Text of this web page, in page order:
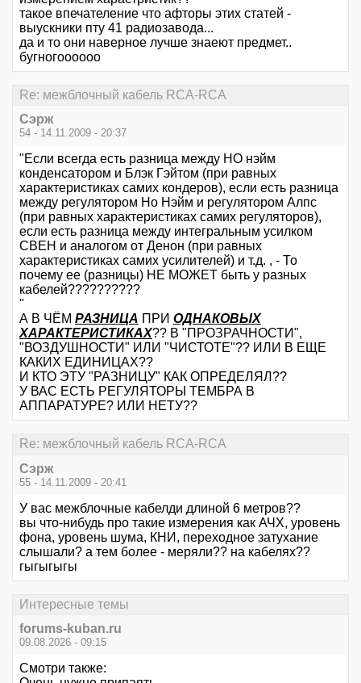
такое впечателение что афторы этих статей -
выускники пту 41 радиозавода...
да и то они наверное лучше знаеют предмет..
бугногоооооо
Re: межблочный кабель RCA-RCA
Сэрж
54 - 14.11.2009 - 20:37
"Если всегда есть разница между НО нэйм
конденсатором и Блэк Гэйтом (при равных
характеристиках самих кондеров), если есть разница
между регулятором Но Нэйм и регулятором Алпс
(при равных характеристиках самих регуляторов),
если есть разница между интегральным усилком
СВЕН и аналогом от Денон (при равных
характеристиках самих усилителей) и т.д. , - То
почему ее (разницы) НЕ МОЖЕТ быть у разных
кабелей??????????
"
А В ЧЁМ РАЗНИЦА ПРИ ОДНАКОВЫХ
ХАРАКТЕРИСТИКАХ?? В "ПРОЗРАЧНОСТИ",
"ВОЗДУШНОСТИ" ИЛИ "ЧИСТОТЕ"?? ИЛИ В ЕЩЕ
КАКИХ ЕДИНИЦАХ??
И КТО ЭТУ "РАЗНИЦУ" КАК ОПРЕДЕЛЯЛ??
У ВАС ЕСТЬ РЕГУЛЯТОРЫ ТЕМБРА В
АППАРАТУРЕ? ИЛИ НЕТУ??
Re: межблочный кабель RCA-RCA
Сэрж
55 - 14.11.2009 - 20:41
У вас межблочные кабелди длиной 6 метров??
вы что-нибудь про такие измерения как АЧХ, уровень
фона, уровень шума, КНИ, переходное затухание
слышали? а тем более - меряли?? на кабелях??
гыгыгыгы
Интересные темы
forums-kuban.ru
09.08.2026 - 09:15
Смотри также: